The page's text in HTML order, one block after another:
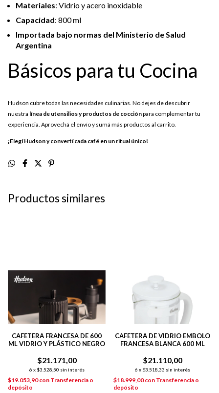
Materiales: Vidrio y acero inoxidable
Capacidad: 800 ml
Importada bajo normas del Ministerio de Salud
Argentina
Básicos para tu Cocina
Hudson cubre todas las necesidades culinarias. No dejes de descubrir
nuestra línea de utensilios y productos de cocciónpara complementar tu
experiencia. Aprovechá el envío y sumá más productos al carrito.
¡Elegí Hudson y convertí cada café en un ritual único!
Productos similares
CAFETERA FRANCESA DE 600
ML VIDRIO Y PLÁSTICO NEGRO
$21.171,00
6 x $3.528,50 sin interés
$19.053,90con Transferencia o
depósito
CAFETERA DE VIDRIO EMBOLO
FRANCESA BLANCA 600 ML
$21.110,00
6 x $3.518,33 sin interés
$18.999,00con Transferencia o
depósito